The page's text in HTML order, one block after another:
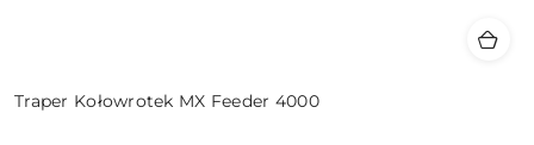
Traper Kołowrotek MX Feeder 4000